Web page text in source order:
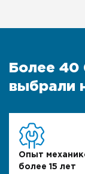
Более 40 000 владельцев авто
выбрали
Опыт
более 15 лет